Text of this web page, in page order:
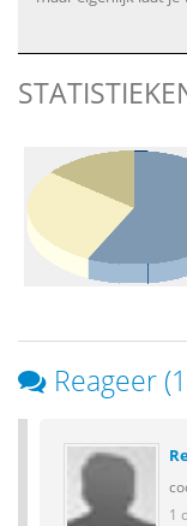
Reageer
1